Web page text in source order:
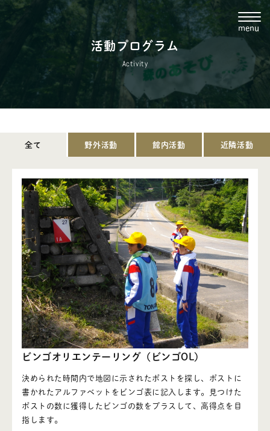
menu
・トップ
・施設案内
・ご利用の流れ
- ご予約について
- ご利用について
・砺波青少年自然の家について
- 自然の家とは
・料金案内
- 施設利用料
- 食事料
活動プログラム
Activity
全て 野外活動 館内活動 近隣活動
ビンゴオリエンテーリング（ビンゴOL）
決められた時間内で地図に示されたポストを探し、ポストに
書かれたアルファベットをビンゴ表に記入します。見つけた
ポストの数に獲得したビンゴの数をプラスして、高得点を目
指します。